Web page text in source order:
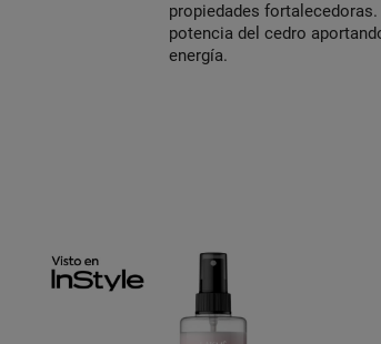
propiedades
potencia del cedro
energía.